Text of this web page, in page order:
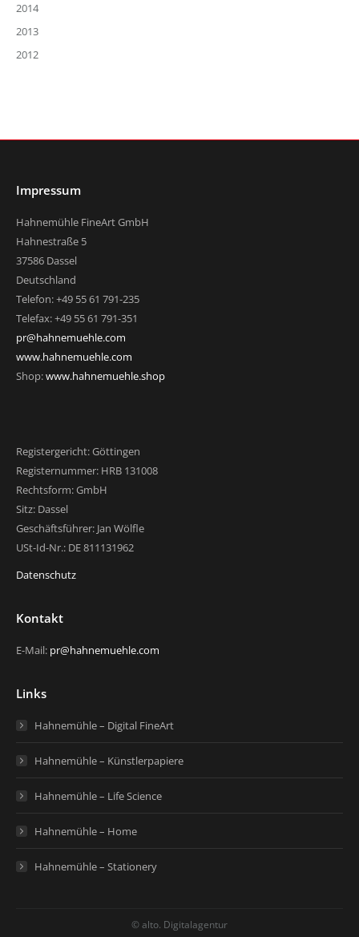
2014
2013
2012
Impressum
Hahnemühle FineArt GmbH
Hahnestraße 5
37586 Dassel
Deutschland
Telefon: +49 55 61 791-235
Telefax: +49 55 61 791-351
pr@hahnemuehle.com
www.hahnemuehle.com
Shop:www.hahnemuehle.shop
Registergericht: Göttingen
Registernummer: HRB 131008
Rechtsform: GmbH
Sitz: Dassel
Geschäftsführer: Jan Wölfle
USt-Id-Nr.: DE 811131962
Datenschutz
Kontakt
E-Mail: pr@hahnemuehle.com
Links
Hahnemühle – Digital FineArt
Hahnemühle – Künstlerpapiere
Hahnemühle – Life Science
Hahnemühle – Home
Hahnemühle – Stationery
© alto. Digitalagentur